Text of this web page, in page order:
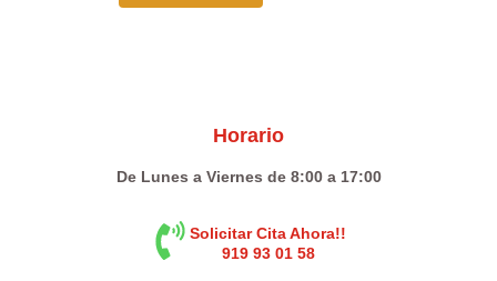
Horario
De Lunes a Viernes de 8:00 a 17:00
Solicitar Cita Ahora!!
919 93 01 58